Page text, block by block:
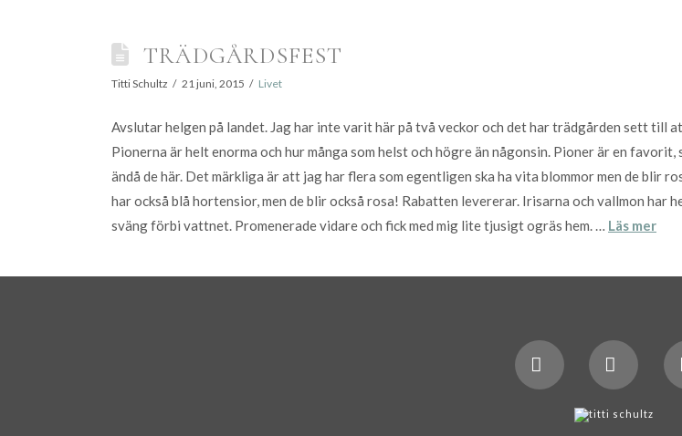
TRÄDGÅRDSFEST
Titti Schultz 21 juni, 2015 Livet
Avslutar helgen på landet. Jag har inte varit här på två veckor och det har trädgården sett
Pionerna är helt enorma och hur många som helst och högre än någonsin. Pioner är en
ändå de här. Det märkliga är att jag har flera som egentligen ska ha vita blommor men de blir
har också blå hortensior, men de blir också rosa! Rabatten levererar. Irisarna och vallmon har
sväng förbi vattnet. Promenerade vidare och fick med mig lite tjusigt ogräs hem. … Läs mer
LinkedIn